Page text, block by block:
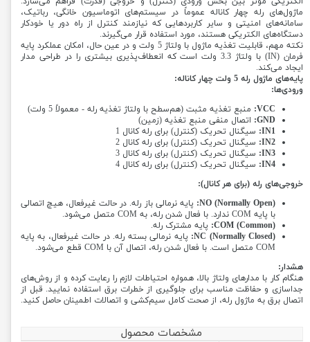
ماژول‌های رله چهار کاناله عموماً در سیستم‌های اتوماسیون خانگی، رباتیک،
سامانه‌های امنیتی و سایر کاربردهایی که نیازمند کنترل از راه دور یا خودکار
دستگاه‌های الکتریکی هستند، مورد استفاده قرار می‌گیرند.
نکته مهم، قابلیت تغذیه ماژول با ولتاژ 5 ولت و در عین حال، امکان عملکرد پایه
فرمان (IN) با ولتاژ 3.3 ولت است که انعطاف‌پذیری بیشتری را در طراحی مدار
ایجاد می‌کند.
پایه‌های ماژول رله 5 ولت چهار کاناله:
ورودی‌ها:
VCC: منبع تغذیه مثبت (هم‌سطح با ولتاژ تغذیه رله - معمولاً 5 ولت)
GND: اتصال منفی منبع تغذیه (زمین)
IN1: سیگنال تحریک (کنترل) برای رله کانال 1
IN2: سیگنال تحریک (کنترل) برای رله کانال 2
IN3: سیگنال تحریک (کنترل) برای رله کانال 3
IN4: سیگنال تحریک (کنترل) برای رله کانال 4
خروجی‌های رله (برای هر کانال):
NO (Normally Open): پایه نرمالی باز رله. در حالت غیرفعال، هیچ اتصالی
با پایه COM ندارد. با فعال شدن رله، به COM متصل می‌شود.
COM (Common): پایه مشترک رله.
NC (Normally Closed): پایه نرمالی بسته رله. در حالت غیرفعال، به پایه
COM متصل است. با فعال شدن رله، اتصال آن با COM قطع می‌شود.
هشدار:
هنگام کار با مدارهای ولتاژ بالا، همواره احتیاطات لازم را رعایت کرده و از روش‌های
جداسازی و حفاظت مناسب برای جلوگیری از خطرات برق استفاده نمایید. قبل از
اتصال برق به ماژول رله، از صحت کامل سیم‌کشی و اتصالات اطمینان حاصل کنید.
مشخصات محصول